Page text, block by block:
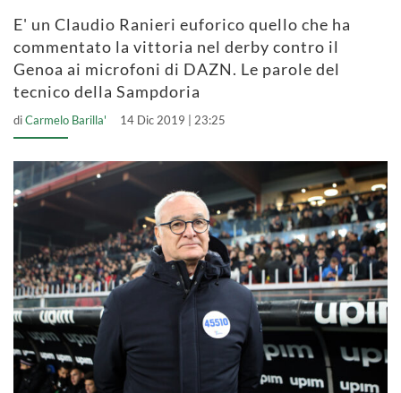
E' un Claudio Ranieri euforico quello che ha
commentato la vittoria nel derby contro il
Genoa ai microfoni di DAZN. Le parole del
tecnico della Sampdoria
diCarmelo Barilla' 14 Dic 2019 | 23:25